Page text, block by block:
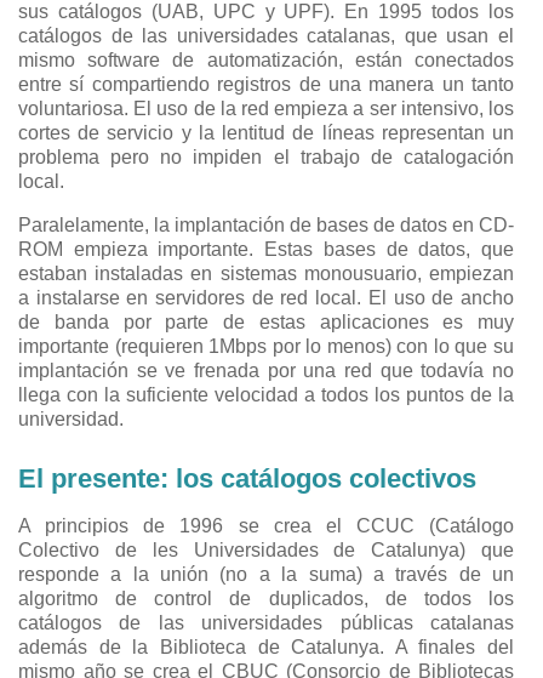
sus catálogos (UAB, UPC y UPF). En 1995 todos los
catálogos de las universidades catalanas, que usan el
mismo software de automatización, están conectados
entre sí compartiendo registros de una manera un tanto
voluntariosa. El uso de la red empieza a ser intensivo, los
cortes de servicio y la lentitud de líneas representan un
problema pero no impiden el trabajo de catalogación
local.
Paralelamente, la implantación de bases de datos en CD-
ROM empieza importante. Estas bases de datos, que
estaban instaladas en sistemas monousuario, empiezan
a instalarse en servidores de red local. El uso de ancho
de banda por parte de estas aplicaciones es muy
importante (requieren 1Mbps por lo menos) con lo que su
implantación se ve frenada por una red que todavía no
llega con la suficiente velocidad a todos los puntos de la
universidad.
El presente: los catálogos colectivos
A principios de 1996 se crea el CCUC (Catálogo
Colectivo de les Universidades de Catalunya) que
responde a la unión (no a la suma) a través de un
algoritmo de control de duplicados, de todos los
catálogos de las universidades públicas catalanas
además de la Biblioteca de Catalunya. A finales del
mismo año se crea el CBUC (Consorcio de Bibliotecas